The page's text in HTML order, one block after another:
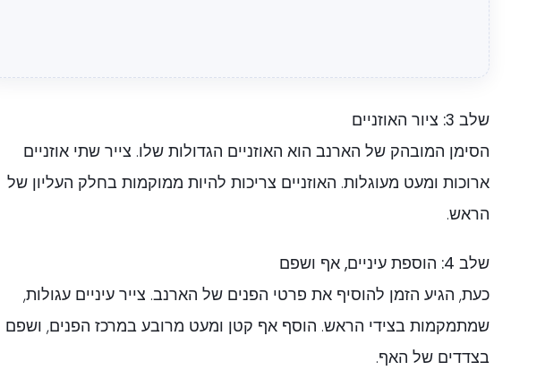
שלב 3: ציור האוזניים
הסימן המובהק של הארנב הוא האוזניים הגדולות שלו. צייר שתי אוזניים
ארוכות ומעט מעוגלות. האוזניים צריכות להיות ממוקמות בחלק העליון של
הראש.
שלב 4: הוספת עיניים, אף ושפם
כעת, הגיע הזמן להוסיף את פרטי הפנים של הארנב. צייר עיניים עגולות,
שמתמקמות בצידי הראש. הוסף אף קטן ומעט מרובע במרכז הפנים, ושפם
בצדדים של האף.